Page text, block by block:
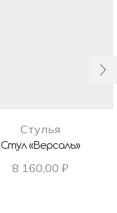
Стулья
Стул «Версаль»
8 160,00 ₽